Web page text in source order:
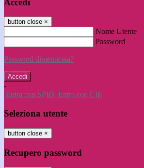
Accedi
button close ×
Nome Utente
Password
Password dimenticata?
-
Entra con SPID Entra con CIE
Seleziona utente
button close ×
Recupero password